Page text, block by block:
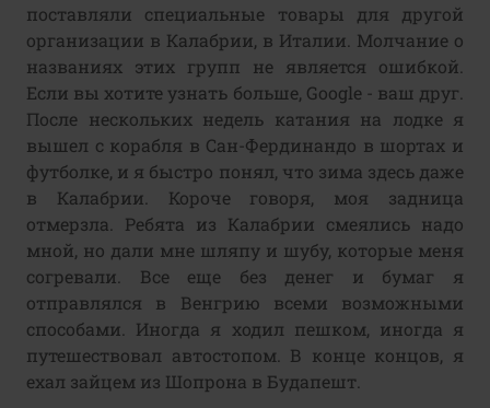
поставляли специальные товары для другой
организации в Калабрии, в Италии. Молчание о
названиях этих групп не является ошибкой.
Если вы хотите узнать больше, Google - ваш друг.
После нескольких недель катания на лодке я
вышел с корабля в Сан-Фердинандо в шортах и
футболке, и я быстро понял, что зима здесь даже
в Калабрии. Короче говоря, моя задница
отмерзла. Ребята из Калабрии смеялись надо
мной, но дали мне шляпу и шубу, которые меня
согревали. Все еще без денег и бумаг я
отправлялся в Венгрию всеми возможными
способами. Иногда я ходил пешком, иногда я
путешествовал автостопом. В конце концов, я
ехал зайцем из Шопрона в Будапешт.